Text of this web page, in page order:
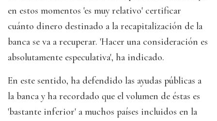
en estos momentos 'es muy relativo' certificar
cuánto dinero destinado a la recapitalización de la
banca se va a recuperar. 'Hacer una consideración es
absolutamente especulativa', ha indicado.
En este sentido, ha defendido las ayudas públicas a
la banca y ha recordado que el volumen de éstas es
'bastante inferior' a muchos países incluidos en la